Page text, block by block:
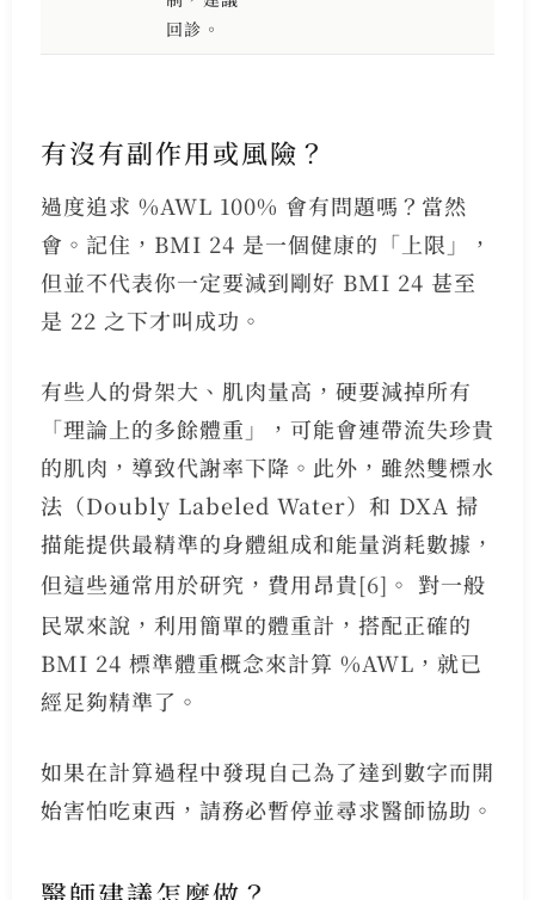
回診。
有沒有副作用或風險？
過度追求 %AWL 100% 會有問題嗎？當然
會。記住，BMI 24 是一個健康的「上限」，
但並不代表你一定要減到剛好 BMI 24 甚至
是 22 之下才叫成功。
有些人的骨架大、肌肉量高，硬要減掉所有
「理論上的多餘體重」，可能會連帶流失珍貴
的肌肉，導致代謝率下降。此外，雖然雙標水
法（Doubly Labeled Water）和 DXA 掃
描能提供最精準的身體組成和能量消耗數據，
但這些通常用於研究，費用昂貴[6] 。 對一般
民眾來說，利用簡單的體重計，搭配正確的
BMI 24 標準體重概念來計算 %AWL，就已
經足夠精準了。
如果在計算過程中發現自己為了達到數字而開
始害怕吃東西，請務必暫停並尋求醫師協助。